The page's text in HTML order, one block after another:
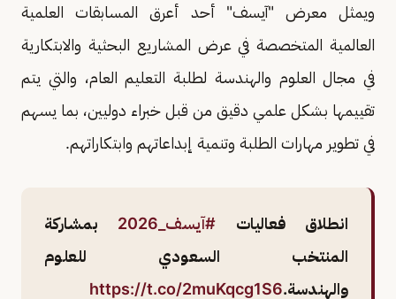
ويمثل معرض "آيسف" أحد أعرق المسابقات العلمية
العالمية المتخصصة في عرض المشاريع البحثية والابتكارية
في مجال العلوم والهندسة لطلبة التعليم العام، والتي يتم
تقييمها بشكل علمي دقيق من قبل خبراء دوليين، بما يسهم
في تطوير مهارات الطلبة وتنمية إبداعاتهم وابتكاراتهم.
انطلاق فعاليات #آيسف_2026
بمشاركة
المنتخب السعودي للعلوم
والهندسة.https://t.co/2muKqcg1S6